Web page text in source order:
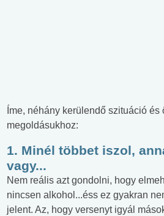
Íme, néhány kerülendő szituáció és
megoldásukhoz:
1. Minél többet iszol,
vagy...
Nem reális azt gondolni, hogy
nincsen alkohol...éss ez gyakran
jelent. Az, hogy versenyt igyál